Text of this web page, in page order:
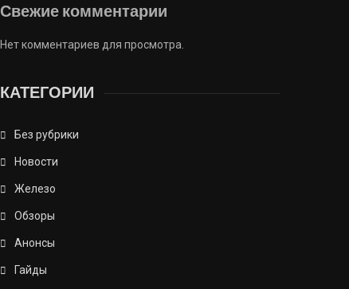
Свежие комментарии
Нет комментариев для просмотра.
КАТЕГОРИИ
Без рубрики
Новости
Железо
Обзоры
Анонсы
Гайды